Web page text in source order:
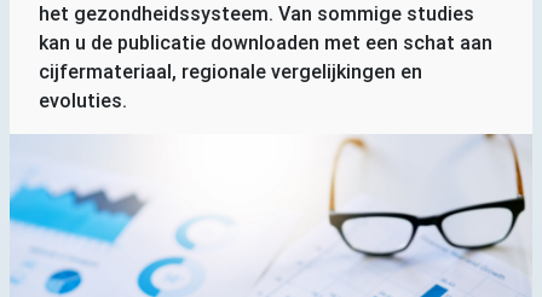
het gezondheidssysteem. Van sommige studies
kan u de publicatie downloaden met een schat aan
cijfermateriaal, regionale vergelijkingen en
evoluties.